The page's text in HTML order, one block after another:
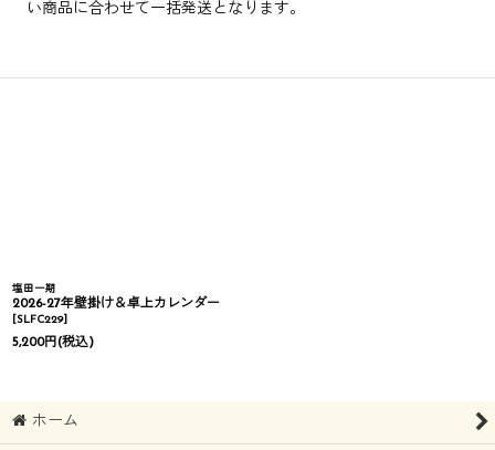
い商品に合わせて一括発送となります。
塩田一期
2026-27年壁掛け＆卓上カレンダー
[SLFC229]
5,200円(税込)
ホーム